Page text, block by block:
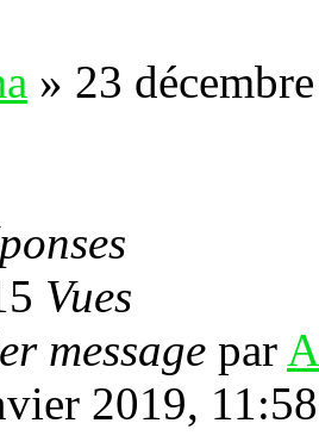
» 23
Vues
message par
2019, 11:58